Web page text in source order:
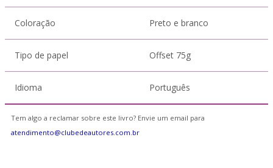
Coloração Preto e branco
Tipo de papel Offset 75g
Idioma Português
Tem algo a reclamar sobre este livro? Envie um email para
atendimento@clubedeautores.com.br